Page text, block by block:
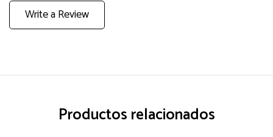
Write a Review
Productos relacionados